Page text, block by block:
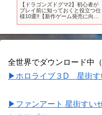
【ドラゴンズドグマ2】初心者が
プレイ前に知っておくと役立つ仕
様10選!!【新作ゲーム発売に向け
全世界でダウンロード中
▶ホロライブ３D 星街す
▶ファンアート 星街すい